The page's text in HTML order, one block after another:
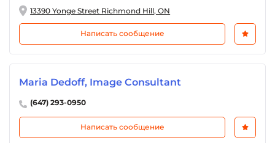
13390 Yonge Street Richmond Hill, ON
Написать сообщение
Maria Dedoff, Image Consultant
(647) 293-0950
Написать сообщение